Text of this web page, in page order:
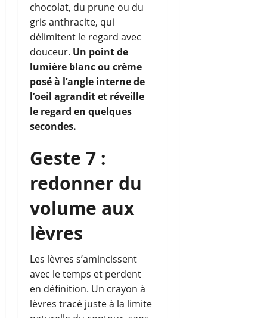
chocolat, du prune ou du
gris anthracite, qui
délimitent le regard avec
douceur. Un point de
lumière blanc ou crème
posé à l’angle interne de
l’oeil agrandit et réveille
le regard en quelques
secondes.
Geste 7 :
redonner du
volume aux
lèvres
Les lèvres s’amincissent
avec le temps et perdent
en définition. Un crayon à
lèvres tracé juste à la limite